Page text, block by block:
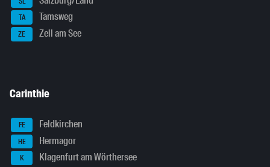
TA Tamsweg
ZE Zell am See
Carinthie
FE Feldkirchen
HE Hermagor
K Klagenfurt am Wörthersee